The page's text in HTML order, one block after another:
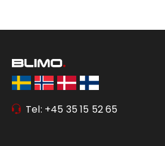
Tel: +45 35 15 52 65